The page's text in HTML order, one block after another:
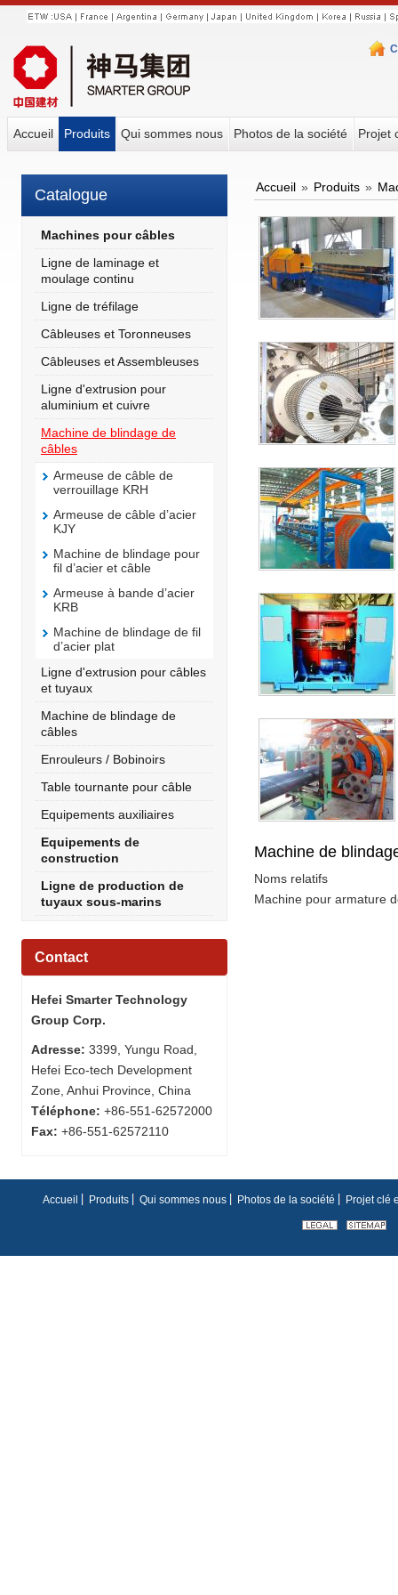
Accueil Produits Qui sommes nous Photos de la société Projet
Catalogue
Machines pour câbles
Ligne de laminage et
moulage continu
Ligne de tréfilage
Câbleuses et Toronneuses
Câbleuses et Assembleuses
Ligne d'extrusion pour
aluminium et cuivre
Machine de blindage de
câbles
Armeuse de câble de
verrouillage KRH
Armeuse de câble d’acier
KJY
Machine de blindage pour
fil d’acier et câble
Armeuse à bande d’acier
KRB
Machine de blindage de fil
d’acier plat
Ligne d'extrusion pour câbles
et tuyaux
Machine de blindage de
câbles
Enrouleurs / Bobinoirs
Table tournante pour câble
Equipements auxiliaires
Equipements de
construction
Ligne de production de
tuyaux sous-marins
Contact
Hefei Smarter Technology
Group Corp.
Adresse: 3399, Yungu Road,
Hefei Eco-tech Development
Zone, Anhui Province, China
Téléphone: +86-551-62572000
Fax: +86-551-62572110
Accueil » Produits »
Machine de
Noms relatifs
Machine pour armature
Accueil Produits Qui sommes nous Photos de la société Projet clé